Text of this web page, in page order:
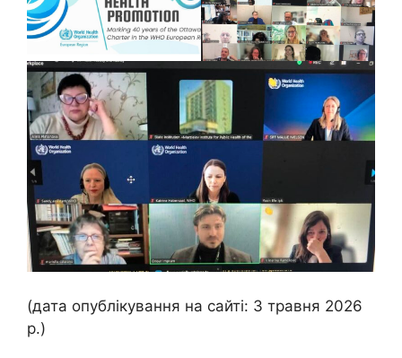
(дата опублікування на сайті: 3 травня 2026
р.)